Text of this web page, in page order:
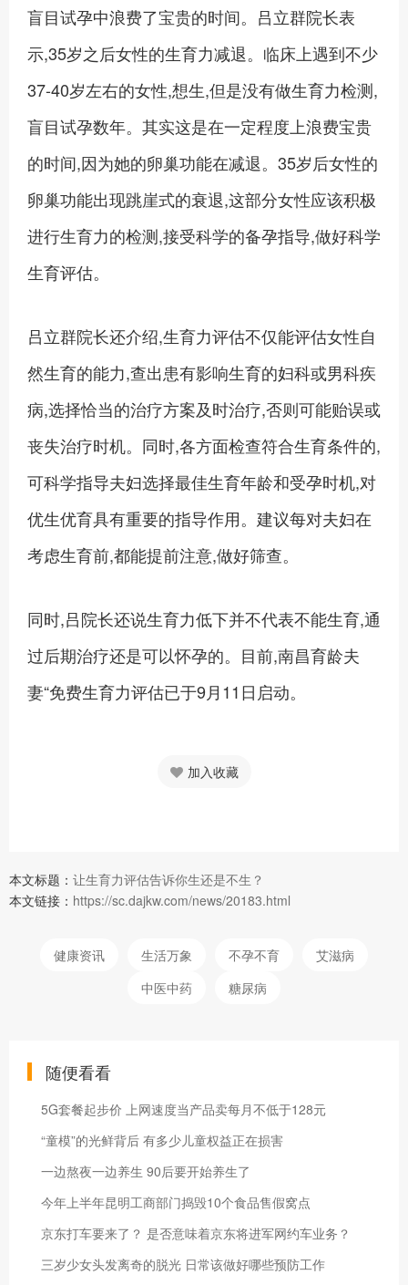
盲目试孕中浪费了宝贵的时间。吕立群院长表
示,35岁之后女性的生育力减退。临床上遇到不少
37-40岁左右的女性,想生,但是没有做生育力检测,
盲目试孕数年。其实这是在一定程度上浪费宝贵
的时间,因为她的卵巢功能在减退。35岁后女性的
卵巢功能出现跳崖式的衰退,这部分女性应该积极
进行生育力的检测,接受科学的备孕指导,做好科学
生育评估。
吕立群院长还介绍,生育力评估不仅能评估女性自
然生育的能力,查出患有影响生育的妇科或男科疾
病,选择恰当的治疗方案及时治疗,否则可能贻误或
丧失治疗时机。同时,各方面检查符合生育条件的,
可科学指导夫妇选择最佳生育年龄和受孕时机,对
优生优育具有重要的指导作用。建议每对夫妇在
考虑生育前,都能提前注意,做好筛查。
同时,吕院长还说生育力低下并不代表不能生育,通
过后期治疗还是可以怀孕的。目前,南昌育龄夫
妻“免费生育力评估已于9月11日启动。
加入收藏
本文标题： 让生育力评估告诉你生还是不生？
本文链接： https://sc.dajkw.com/news/20183.html
健康资讯 生活万象 不孕不育
艾滋病
中医中药
糖尿病
随便看看
5G套餐起步价 上网速度当产品卖每月不低于128元
“童模”的光鲜背后 有多少儿童权益正在损害
一边熬夜一边养生 90后要开始养生了
今年上半年昆明工商部门捣毁10个食品售假窝点
京东打车要来了？ 是否意味着京东将进军网约车业务？
三岁少女头发离奇的脱光 日常该做好哪些预防工作